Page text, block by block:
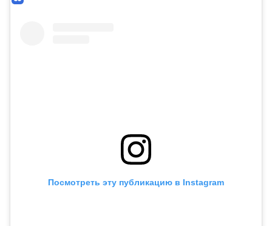
Посмотреть эту публикацию в Instagram